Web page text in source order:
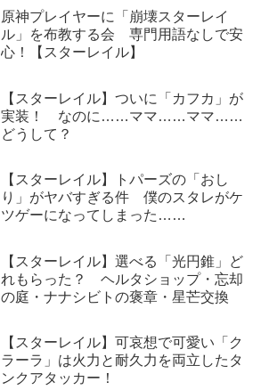
原神プレイヤーに「崩壊スターレイ
ル」を布教する会 専門用語なしで安
心！【スターレイル】
【スターレイル】ついに「カフカ」が
実装！ なのに……ママ……ママ……
どうして？
【スターレイル】トパーズの「おし
り」がヤバすぎる件 僕のスタレがケ
ツゲーになってしまった……
【スターレイル】選べる「光円錐」ど
れもらった？ ヘルタショップ・忘却
の庭・ナナシビトの褒章・星芒交換
【スターレイル】可哀想で可愛い「ク
ラーラ」は火力と耐久力を両立したタ
ンクアタッカー！